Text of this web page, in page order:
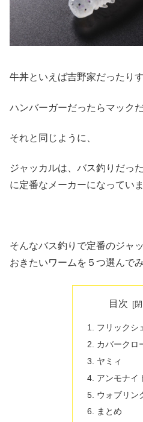
牛丼といえば吉野家だったりす
ハンバーガーだったらマック
それと同じように、
ジャッカルは、バス釣りだっ
に定番なメーカーになっていま
そんなバス釣りで定番のジャ
おきたいワームを５つ選んでみ
目次
フリックシ
カバークロ
ヤミィ
アンモナイ
ウォブリン
まとめ